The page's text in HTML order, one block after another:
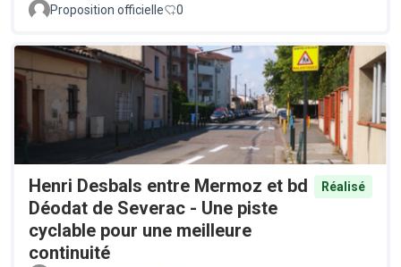
Proposition officielle 0
Henri Desbals entre Mermoz et bd
Déodat de Severac - Une piste
cyclable pour une meilleure
continuité
Réalisé